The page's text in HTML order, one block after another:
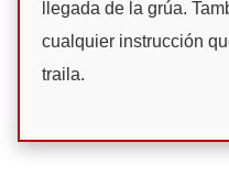
llegada de la grúa.
cualquier instrucción
traila.